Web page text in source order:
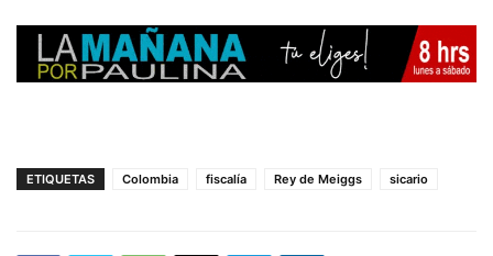
ETIQUETAS Colombia fiscalía Rey de Meiggs sicario